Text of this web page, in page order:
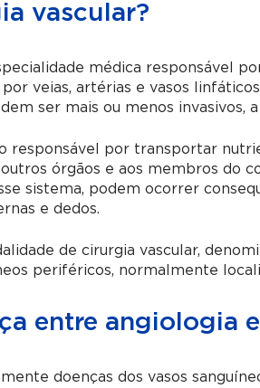
vascular?
médica responsável
veias, artérias e vasos
ser mais ou menos invasivos,
responsável por transportar
órgãos e aos membros do
sistema, podem ocorrer
e dedos.
de cirurgia vascular,
periféricos, normalmente
entre angiologia
doenças dos vasos